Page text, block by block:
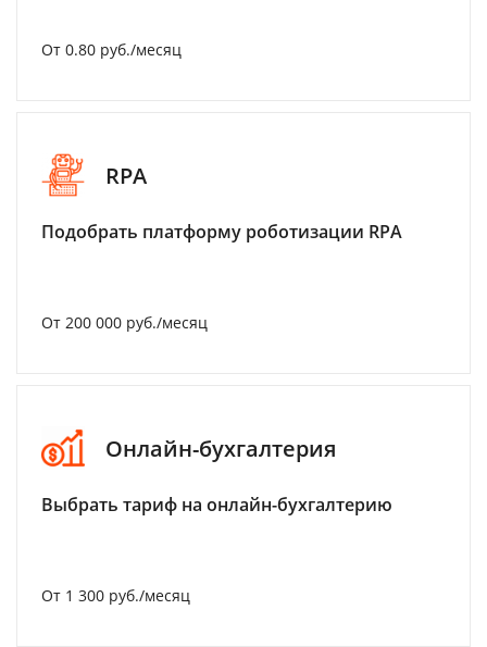
От 0.80 руб./месяц
RPA
Подобрать платформу роботизации RPA
От 200 000 руб./месяц
Онлайн-бухгалтерия
Выбрать тариф на онлайн-бухгалтерию
От 1 300 руб./месяц